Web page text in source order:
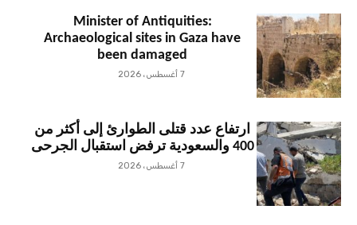
Minister of Antiquities:
Archaeological sites in Gaza have
been damaged
7 أغسطس، 2026
ارتفاع عدد قتلى الطوارئ إلى أكثر من
400 والسعودية ترفض استقبال الجرحى
7 أغسطس، 2026